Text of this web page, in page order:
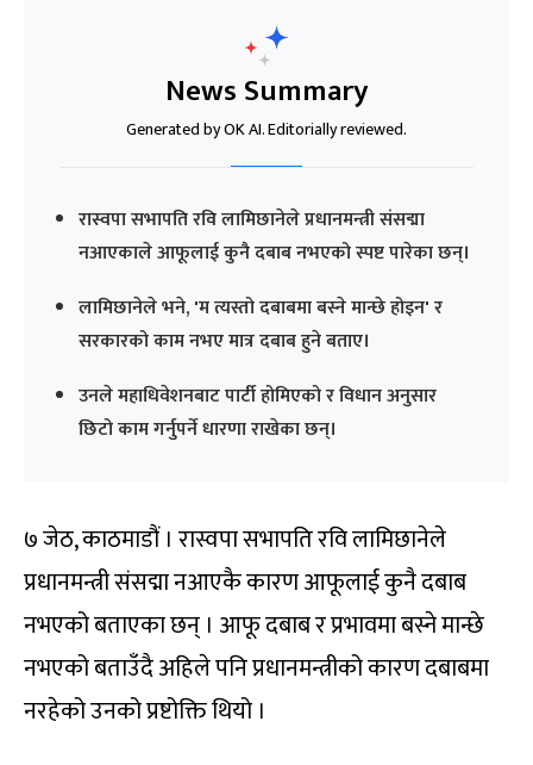
News Summary
Generated by OK AI. Editorially reviewed.
रास्वपा सभापति रवि लामिछानेले प्रधानमन्त्री संसद्मा
नआएकाले आफूलाई कुनै दबाब नभएको स्पष्ट पारेका छन्।
लामिछानेले भने, 'म त्यस्तो दबाबमा बस्ने मान्छे होइन' र
सरकारको काम नभए मात्र दबाब हुने बताए।
उनले महाधिवेशनबाट पार्टी होमिएको र विधान अनुसार
छिटो काम गर्नुपर्ने धारणा राखेका छन्।
७ जेठ, काठमाडौं । रास्वपा सभापति रवि लामिछानेले
प्रधानमन्त्री संसद्मा नआएकै कारण आफूलाई कुनै दबाब
नभएको बताएका छन् । आफू दबाब र प्रभावमा बस्ने मान्छे
नभएको बताउँदै अहिले पनि प्रधानमन्त्रीको कारण दबाबमा
नरहेको उनको प्रष्टोक्ति थियो ।